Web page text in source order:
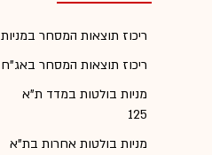
ריכוז תוצאות המסחר במניות
ריכוז תוצאות המסחר באג"ח
מניות בולטות במדד ת"א
125
מניות בולטות אחרות בת"א